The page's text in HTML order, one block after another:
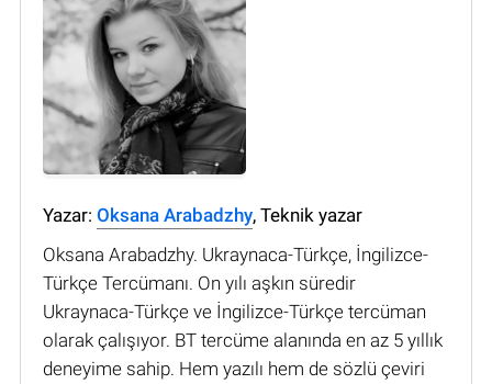
Yazar: Oksana Arabadzhy, Teknik yazar
Oksana Arabadzhy. Ukraynaca-Türkçe, İngilizce-
Türkçe Tercümanı. On yılı aşkın süredir
Ukraynaca-Türkçe ve İngilizce-Türkçe tercüman
olarak çalışıyor. BT tercüme alanında en az 5 yıllık
deneyime sahip. Hem yazılı hem de sözlü çeviri